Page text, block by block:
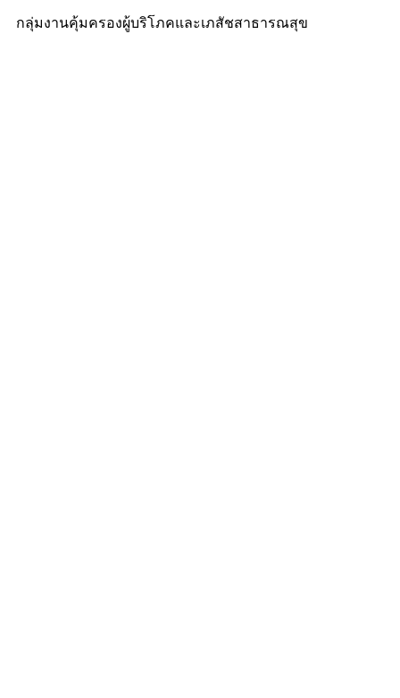
กลุ่มงานคุ้มครองผู้บริโภคและเภสัชสาธารณสุข